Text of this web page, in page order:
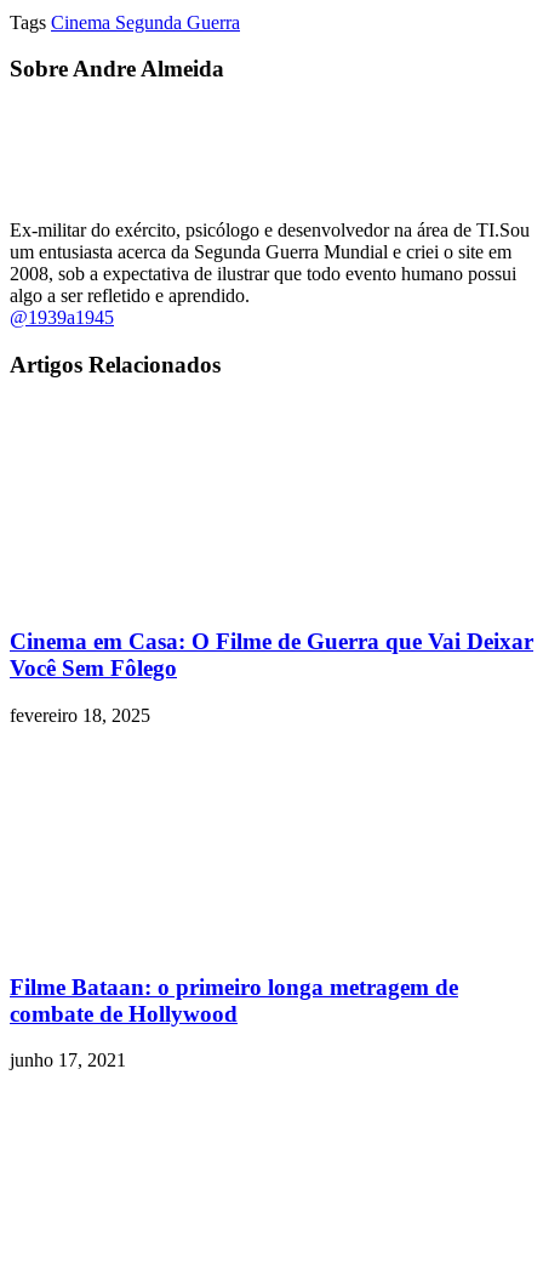
Tags Cinema Segunda Guerra
Sobre Andre Almeida
Ex-militar do exército, psicólogo e desenvolvedor na área de TI.Sou
um entusiasta acerca da Segunda Guerra Mundial e criei o site em
2008, sob a expectativa de ilustrar que todo evento humano possui
algo a ser refletido e aprendido.
@1939a1945
Artigos Relacionados
Cinema em Casa: O Filme de Guerra que Vai Deixar
Você Sem Fôlego
fevereiro 18, 2025
Filme Bataan: o primeiro longa metragem de
combate de Hollywood
junho 17, 2021